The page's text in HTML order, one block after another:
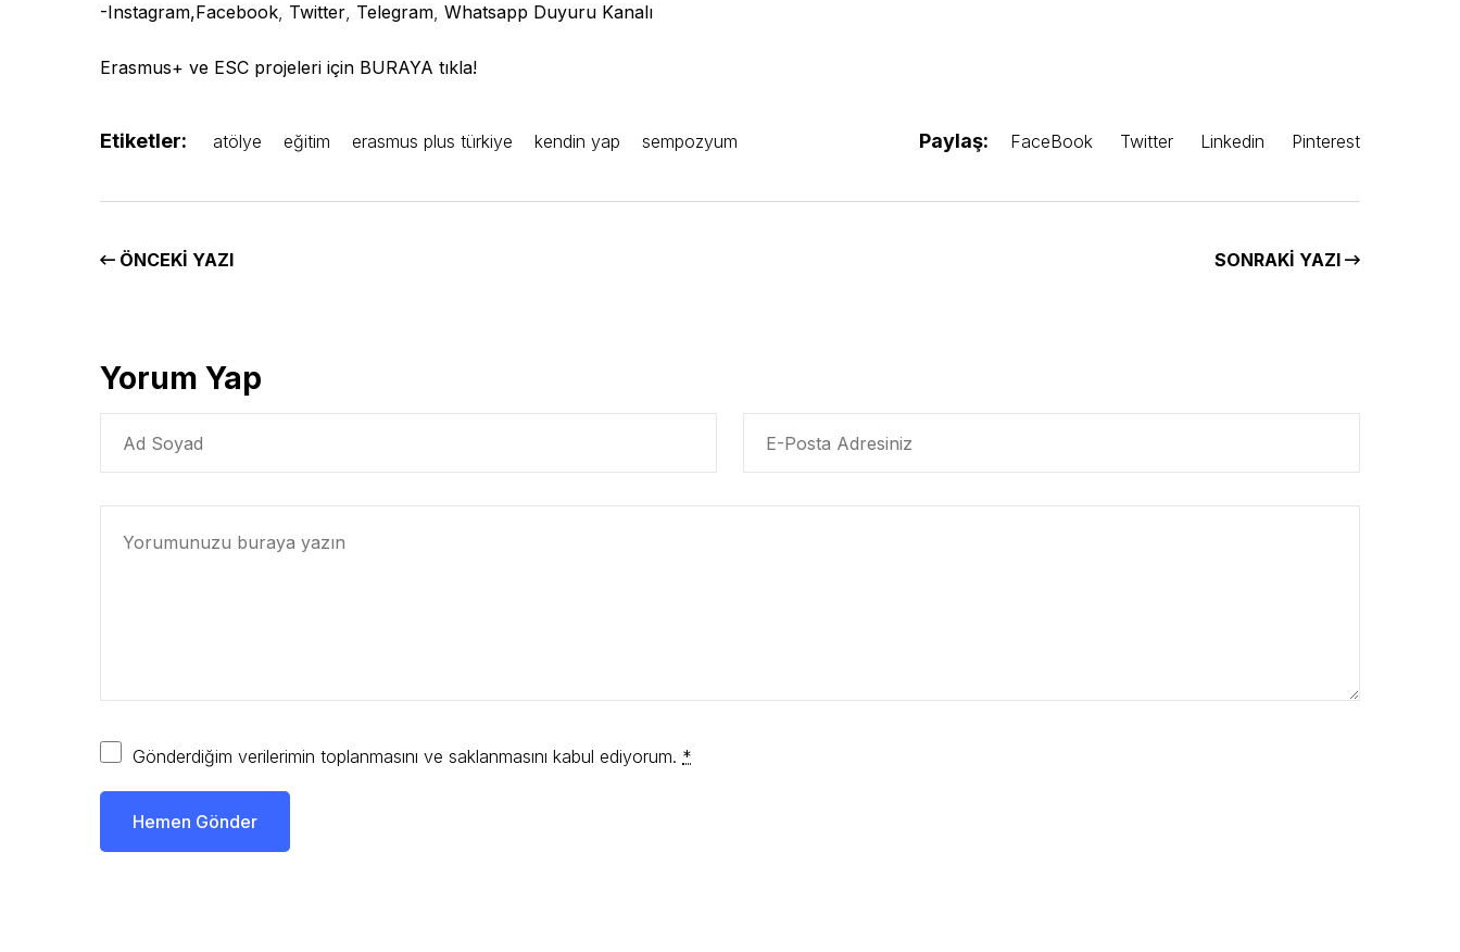
-Instagram,Facebook, Twitter, Telegram, Whatsapp Duyuru Kanalı
Erasmus+ ve ESC projeleri için BURAYA tıkla!
Etiketler: atölye eğitim erasmus plus türkiye kendin yap sempozyum Paylaş: FaceBook Twitter Linkedin Pinterest
ÖNCEKI YAZI SONRAKI YAZI
Yorum Yap
Gönderdiğim verilerimin toplanmasını ve saklanmasını kabul ediyorum. *
Hemen Gönder